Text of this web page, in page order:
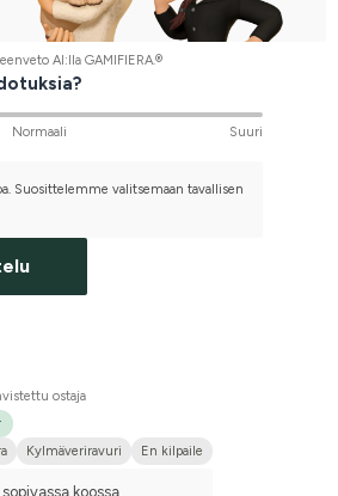
AI:lla GAMIFIERA.®
Normaali Suuri
Suosittelemme valitsemaan tavallisen
ostaja
Kylmäveriravuri En kilpaile
koossa